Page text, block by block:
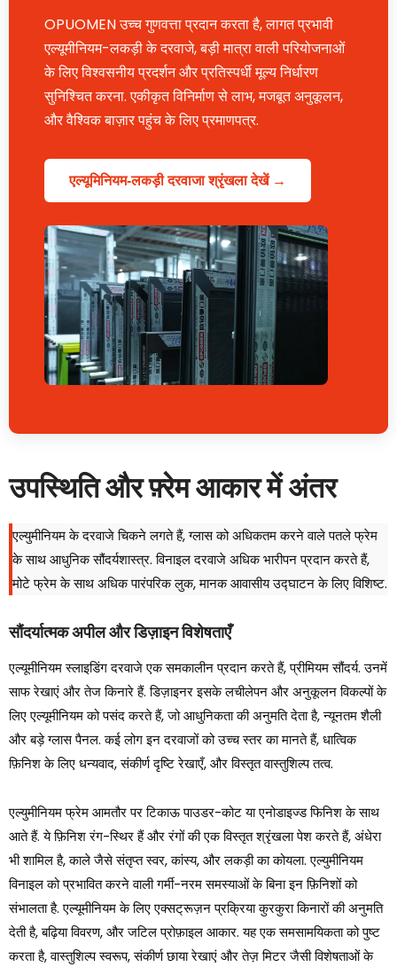
OPUOMEN उच्च गुणवत्ता प्रदान करता है, लागत प्रभावी
एल्यूमीनियम-लकड़ी के दरवाजे, बड़ी मात्रा वाली परियोजनाओं
के लिए विश्वसनीय प्रदर्शन और प्रतिस्पर्धी मूल्य निर्धारण
सुनिश्चित करना. एकीकृत विनिर्माण से लाभ, मजबूत अनुकूलन,
और वैश्विक बाज़ार पहुंच के लिए प्रमाणपत्र.
एल्यूमिनियम-लकड़ी दरवाजा श्रृंखला देखें →
उपस्थिति और फ़्रेम आकार में अंतर
एल्युमीनियम के दरवाजे चिकने लगते हैं, ग्लास को अधिकतम करने वाले पतले फ्रेम
के साथ आधुनिक सौंदर्यशास्त्र. विनाइल दरवाजे अधिक भारीपन प्रदान करते हैं,
मोटे फ्रेम के साथ अधिक पारंपरिक लुक, मानक आवासीय उद्घाटन के लिए विशिष्ट.
सौंदर्यात्मक अपील और डिज़ाइन विशेषताएँ
एल्यूमीनियम स्लाइडिंग दरवाजे एक समकालीन प्रदान करते हैं, प्रीमियम सौंदर्य. उनमें
साफ रेखाएं और तेज किनारे हैं. डिज़ाइनर इसके लचीलेपन और अनुकूलन विकल्पों के
लिए एल्यूमीनियम को पसंद करते हैं, जो आधुनिकता की अनुमति देता है, न्यूनतम शैली
और बड़े ग्लास पैनल. कई लोग इन दरवाजों को उच्च स्तर का मानते हैं, धात्विक
फ़िनिश के लिए धन्यवाद, संकीर्ण दृष्टि रेखाएँ, और विस्तृत वास्तुशिल्प तत्व.
एल्युमीनियम फ्रेम आमतौर पर टिकाऊ पाउडर-कोट या एनोडाइज्ड फिनिश के साथ
आते हैं. ये फ़िनिश रंग-स्थिर हैं और रंगों की एक विस्तृत श्रृंखला पेश करते हैं, अंधेरा
भी शामिल है, काले जैसे संतृप्त स्वर, कांस्य, और लकड़ी का कोयला. एल्युमीनियम
विनाइल को प्रभावित करने वाली गर्मी-नरम समस्याओं के बिना इन फ़िनिशों को
संभालता है. एल्यूमीनियम के लिए एक्सट्रूज़न प्रक्रिया कुरकुरा किनारों की अनुमति
देती है, बढ़िया विवरण, और जटिल प्रोफ़ाइल आकार. यह एक समसामयिकता को पुष्ट
करता है, वास्तुशिल्प स्वरूप, संकीर्ण छाया रेखाएं और तेज़ मिटर जैसी विशेषताओं के